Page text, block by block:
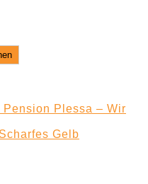
Plessa – Wir
Gelb